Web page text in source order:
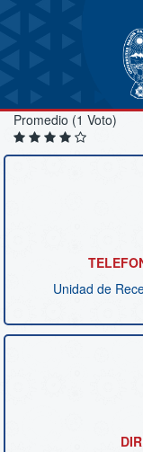
Promedio (1 Voto)
Unidad de